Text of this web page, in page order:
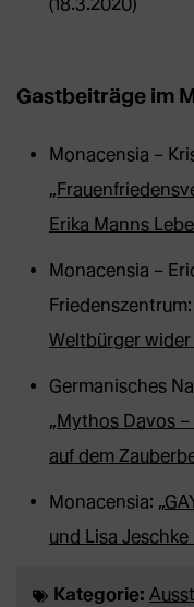
Gastbeiträge im
Monacensia –
„
Erika Manns
Monacensia –
Friedenszentrum:
Weltbürger wider
Germanisches
„Mythos Davos
auf dem
Monacensia: „
und Lisa
Kategorie: